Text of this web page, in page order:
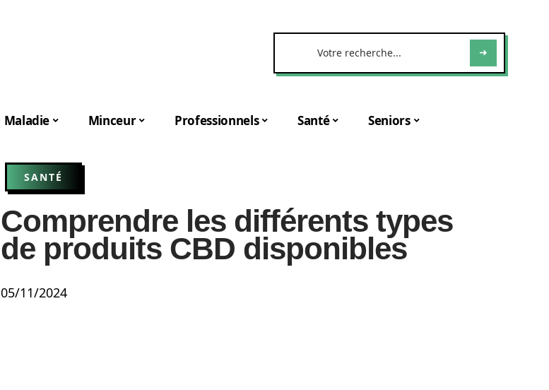
Maladie Minceur Professionnels Santé Seniors
SANTÉ
Comprendre les différents types
de produits CBD disponibles
05/11/2024